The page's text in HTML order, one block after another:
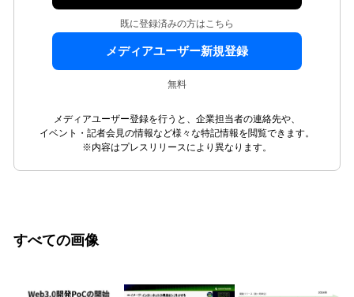
既に登録済みの方はこちら
メディアユーザー新規登録
無料
メディアユーザー登録を行うと、企業担当者の連絡先や、
イベント・記者会見の情報など様々な特記情報を閲覧できます。
※内容はプレスリリースにより異なります。
すべての画像